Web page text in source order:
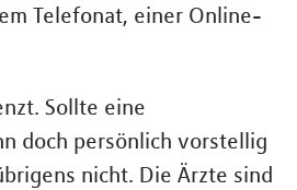
Telefonat, einer Online-
Sollte eine
doch persönlich vorstellig
nicht. Die Ärzte sind